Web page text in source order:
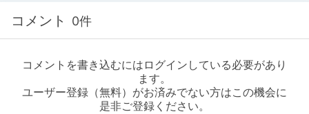
コメント 0件
コメントを書き込むにはログインしている必要があり
ます。
ユーザー登録（無料）がお済みでない方はこの機会に
是非ご登録ください。